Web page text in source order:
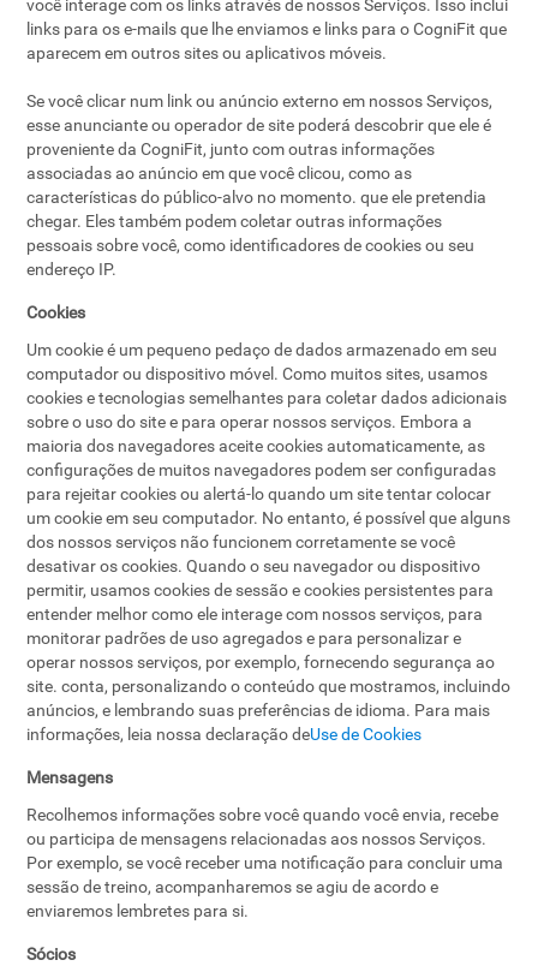
você interage com os links através de nossos Serviços. Isso inclui
links para os e-mails que lhe enviamos e links para o CogniFit que
aparecem em outros sites ou aplicativos móveis.
Se você clicar num link ou anúncio externo em nossos Serviços,
esse anunciante ou operador de site poderá descobrir que ele é
proveniente da CogniFit, junto com outras informações
associadas ao anúncio em que você clicou, como as
características do público-alvo no momento. que ele pretendia
chegar. Eles também podem coletar outras informações
pessoais sobre você, como identificadores de cookies ou seu
endereço IP.
Cookies
Um cookie é um pequeno pedaço de dados armazenado em seu
computador ou dispositivo móvel. Como muitos sites, usamos
cookies e tecnologias semelhantes para coletar dados adicionais
sobre o uso do site e para operar nossos serviços. Embora a
maioria dos navegadores aceite cookies automaticamente, as
configurações de muitos navegadores podem ser configuradas
para rejeitar cookies ou alertá-lo quando um site tentar colocar
um cookie em seu computador. No entanto, é possível que alguns
dos nossos serviços não funcionem corretamente se você
desativar os cookies. Quando o seu navegador ou dispositivo
permitir, usamos cookies de sessão e cookies persistentes para
entender melhor como ele interage com nossos serviços, para
monitorar padrões de uso agregados e para personalizar e
operar nossos serviços, por exemplo, fornecendo segurança ao
site. conta, personalizando o conteúdo que mostramos, incluindo
anúncios, e lembrando suas preferências de idioma. Para mais
informações, leia nossa declaração deUse de Cookies
Mensagens
Recolhemos informações sobre você quando você envia, recebe
ou participa de mensagens relacionadas aos nossos Serviços.
Por exemplo, se você receber uma notificação para concluir uma
sessão de treino, acompanharemos se agiu de acordo e
enviaremos lembretes para si.
Sócios